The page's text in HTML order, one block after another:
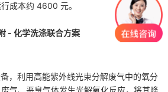
成本约 4600 元。
- 化学洗涤联合方案
，利用高能紫外线光束分解废气中的氧分
气、恶臭气体发生光解氧化反应，将其降